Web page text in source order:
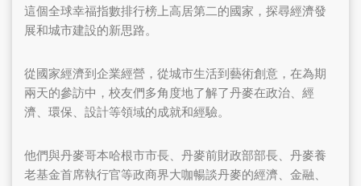
這個全球幸福指數排行榜上高居第二的國家，探尋經濟發
展和城市建設的新思路。
從國家經濟到企業經營，從城市生活到藝術創意，在為期
兩天的參訪中，校友們多角度地了解了丹麥在政治、經
濟、環保、設計等領域的成就和經驗。
他們與丹麥哥本哈根市市長、丹麥前財政部部長、丹麥養
老基金首席執行官等政商界大咖暢談丹麥的經濟、金融、